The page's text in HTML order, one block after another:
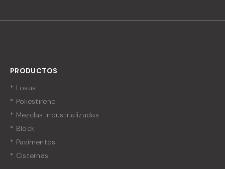
PRODUCTOS
* Losas
* Poliestireno
* Mezclas industrializadas
* Block
* Pavimentos
* Cisternas